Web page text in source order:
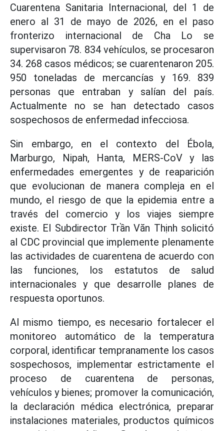
Cuarentena Sanitaria Internacional, del 1 de
enero al 31 de mayo de 2026, en el paso
fronterizo internacional de Cha Lo se
supervisaron 78. 834 vehículos, se procesaron
34. 268 casos médicos; se cuarentenaron 205.
950 toneladas de mercancías y 169. 839
personas que entraban y salían del país.
Actualmente no se han detectado casos
sospechosos de enfermedad infecciosa.
Sin embargo, en el contexto del Ébola,
Marburgo, Nipah, Hanta, MERS-CoV y las
enfermedades emergentes y de reaparición
que evolucionan de manera compleja en el
mundo, el riesgo de que la epidemia entre a
través del comercio y los viajes siempre
existe. El Subdirector Trần Văn Thịnh solicitó
al CDC provincial que implemente plenamente
las actividades de cuarentena de acuerdo con
las funciones, los estatutos de salud
internacionales y que desarrolle planes de
respuesta oportunos.
Al mismo tiempo, es necesario fortalecer el
monitoreo automático de la temperatura
corporal, identificar tempranamente los casos
sospechosos, implementar estrictamente el
proceso de cuarentena de personas,
vehículos y bienes; promover la comunicación,
la declaración médica electrónica, preparar
instalaciones materiales, productos químicos